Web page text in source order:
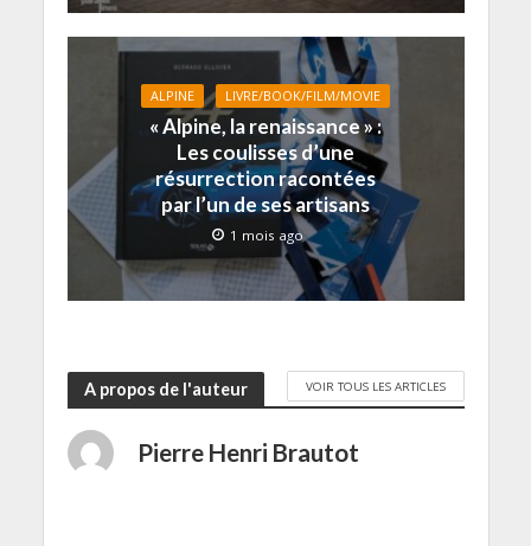
n
u
e
n
ê
)
e
ê
t
r
e
)
e
ê
t
e
)
f
n
r
e
)
n
t
r
e
)
ALPINE LIVRE/BOOK/FILM/MOVIE
« Alpine, la renaissance » :
Les coulisses d’une
résurrection racontées
par l’un de ses artisans
1 mois ago
A propos de l'auteur VOIR TOUS LES ARTICLES
Pierre Henri Brautot